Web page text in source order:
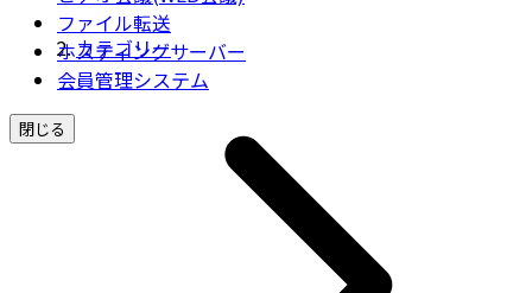
ファイル転送
ホスティングサーバー
会員管理システム
閉じる
カテゴリー